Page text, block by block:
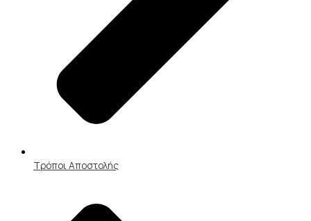
Τρόποι Αποστολής